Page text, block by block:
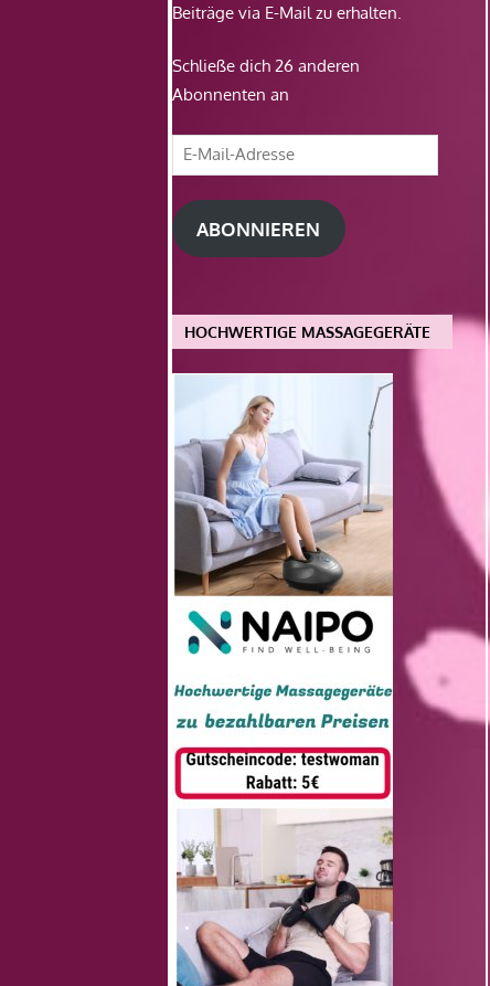
Beiträge via E-Mail zu erhalten.
Schließe dich 26 anderen
Abonnenten an
E-
Mail-
Adresse
ABONNIEREN
HOCHWERTIGE MASSAGEGERÄTE